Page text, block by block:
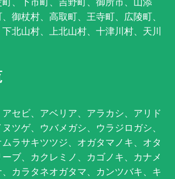
御杖村、高取町、王寺町、広陵町、
北山村、上北山村、十津川村、天川
セビ、アベリア、アラカシ、アリド
ツゲ、ウバメガシ、ウラジロガシ、
ラサキツツジ、オガタマノキ、オタ
ブ、カクレミノ、カゴノキ、カナメ
カラタネオガタマ、カンツバキ、キ